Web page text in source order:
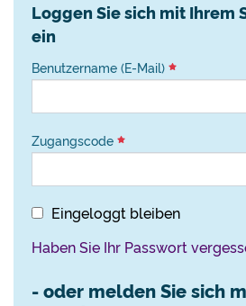
Loggen Sie sich mit Ihrem
ein
Benutzername (E-Mail)
Zugangscode
Eingeloggt bleiben
Haben Sie Ihr Passwort
- oder melden Sie sich